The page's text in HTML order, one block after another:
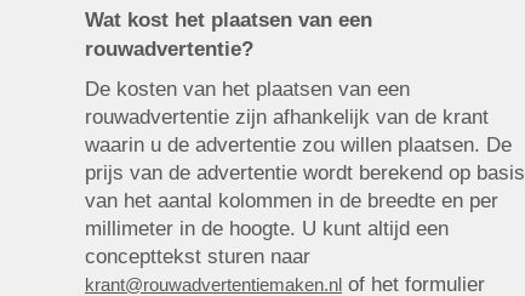
Wat kost het plaatsen van een
rouwadvertentie?
De kosten van het plaatsen van een
rouwadvertentie zijn afhankelijk van de krant
waarin u de advertentie zou willen plaatsen. De
prijs van de advertentie wordt berekend op basis
van het aantal kolommen in de breedte en per
millimeter in de hoogte. U kunt altijd een
concepttekst sturen naar
krant@rouwadvertentiemaken.nl of het formulier